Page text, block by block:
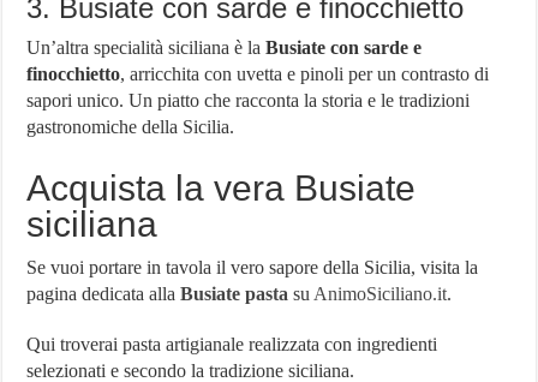
3. Busiate con sarde e finocchietto
Un’altra specialità siciliana è laBusiate con sarde e
finocchietto, arricchita con uvetta e pinoli per un contrasto di
sapori unico. Un piatto che racconta la storia e le tradizioni
gastronomiche della Sicilia.
Acquista la vera Busiate
siciliana
Se vuoi portare in tavola il vero sapore della Sicilia, visita la
pagina dedicata allaBusiate pasta su AnimoSiciliano.it.
Qui troverai pasta artigianale realizzata con ingredienti
selezionati e secondo la tradizione siciliana.